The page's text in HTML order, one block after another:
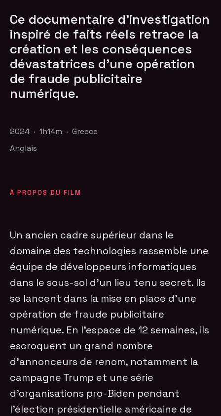
Ce documentaire d'investigation
inspiré de faits réels retrace la
création et les conséquences
dévastatrices d'une opération
de fraude publicitaire
numérique.
2024 · 1h14m · Greece
Anglais
À PROPOS DU FILM
Un ancien cadre supérieur dans le
domaine des technologies rassemble une
équipe de développeurs informatiques
dans le sous-sol d’un lieu tenu secret. Ils
se lancent dans la mise en place d’une
opération de fraude publicitaire
numérique. En l’espace de 12 semaines, ils
escroquent un grand nombre
d’annonceurs de renom, notamment la
campagne Trump et une série
d’organisations pro-Biden pendant
l’élection présidentielle américaine de